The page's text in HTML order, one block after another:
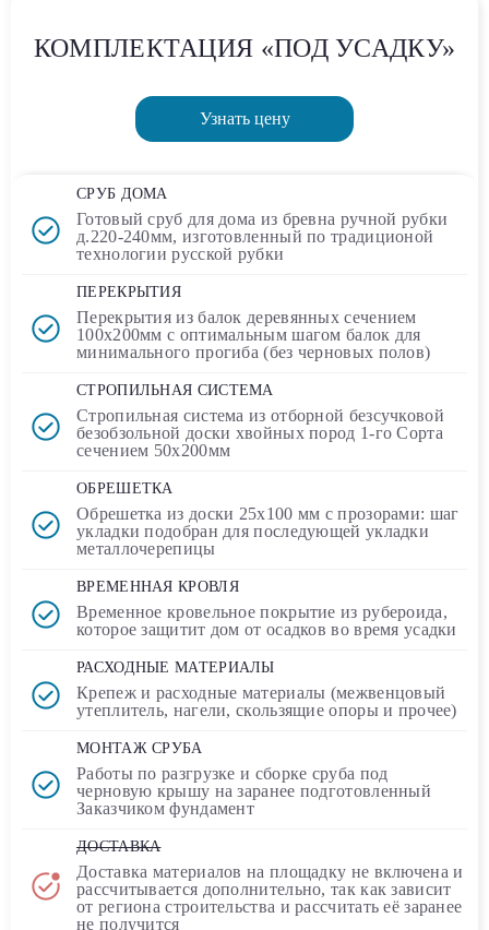
КОМПЛЕКТАЦИЯ «ПОД УСАДКУ»
Узнать цену
СРУБ ДОМА
Готовый сруб для дома из бревна ручной рубки
д.220-240мм, изготовленный по традиционой
технологии русской рубки
ПЕРЕКРЫТИЯ
Перекрытия из балок деревянных сечением
100х200мм с оптимальным шагом балок для
минимального прогиба (без черновых полов)
СТРОПИЛЬНАЯ СИСТЕМА
Стропильная система из отборной безсучковой
безобзольной доски хвойных пород 1-го Сорта
сечением 50х200мм
ОБРЕШЕТКА
Обрешетка из доски 25х100 мм с прозорами: шаг
укладки подобран для последующей укладки
металлочерепицы
ВРЕМЕННАЯ КРОВЛЯ
Временное кровельное покрытие из рубероида,
которое защитит дом от осадков во время усадки
РАСХОДНЫЕ МАТЕРИАЛЫ
Крепеж и расходные материалы (межвенцовый
утеплитель, нагели, скользящие опоры и прочее)
МОНТАЖ СРУБА
Работы по разгрузке и сборке сруба под
черновую крышу на заранее подготовленный
Заказчиком фундамент
ДОСТАВКА
Доставка материалов на площадку не включена и
рассчитывается дополнительно, так как зависит
от региона строительства и рассчитать её заранее
не получится